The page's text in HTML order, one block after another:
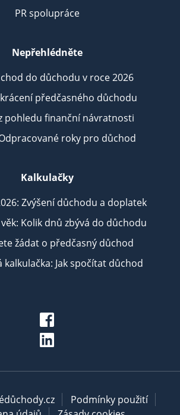
PR spolupráce
Nepřehlédněte
do důchodu v roce 2026
předčasného důchodu
pohledu finanční návratnosti
roky pro důchod
Kalkulačky
Zvýšení důchodu a doplatek
Kolik dnů zbývá do důchodu
žádat o předčasný důchod
kalkulačka: Jak spočítat důchod
Podmínky použití